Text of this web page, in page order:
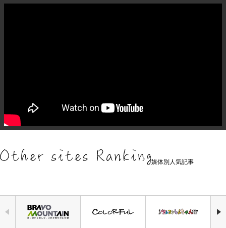
媒体別人気記事